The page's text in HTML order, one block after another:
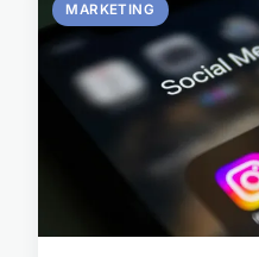
MARKETING